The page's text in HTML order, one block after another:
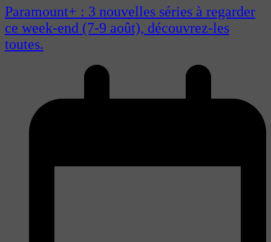
Paramount+ : 3 nouvelles séries à regarder
ce week-end (7-9 août), découvrez-les
toutes.